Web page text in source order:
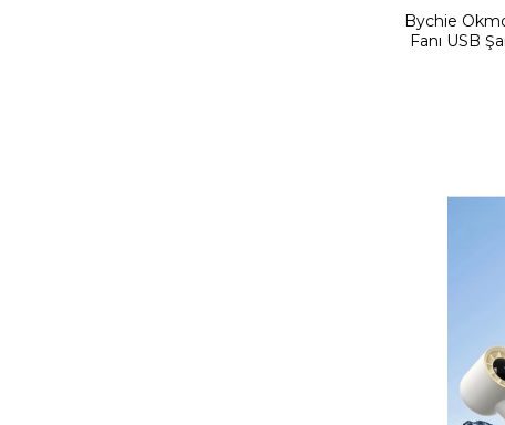
Bychie
Fanı USB